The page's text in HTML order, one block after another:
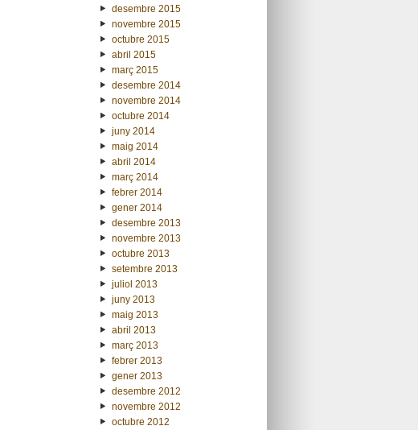
desembre 2015
novembre 2015
octubre 2015
abril 2015
març 2015
desembre 2014
novembre 2014
octubre 2014
juny 2014
maig 2014
abril 2014
març 2014
febrer 2014
gener 2014
desembre 2013
novembre 2013
octubre 2013
setembre 2013
juliol 2013
juny 2013
maig 2013
abril 2013
març 2013
febrer 2013
gener 2013
desembre 2012
novembre 2012
octubre 2012